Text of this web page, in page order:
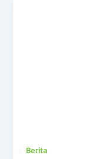
Berita